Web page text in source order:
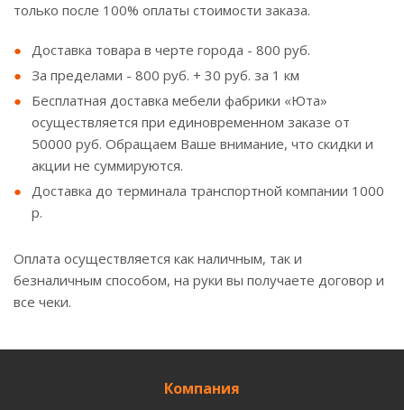
только после 100% оплаты стоимости заказа.
Доставка товара в черте города - 800 руб.
За пределами - 800 руб. + 30 руб. за 1 км
Бесплатная доставка мебели фабрики «Юта»
осуществляется при единовременном заказе от
50000 руб. Обращаем Ваше внимание, что скидки и
акции не суммируются.
Доставка до терминала транспортной компании 1000
р.
Оплата осуществляется как наличным, так и
безналичным способом, на руки вы получаете договор и
все чеки.
Компания